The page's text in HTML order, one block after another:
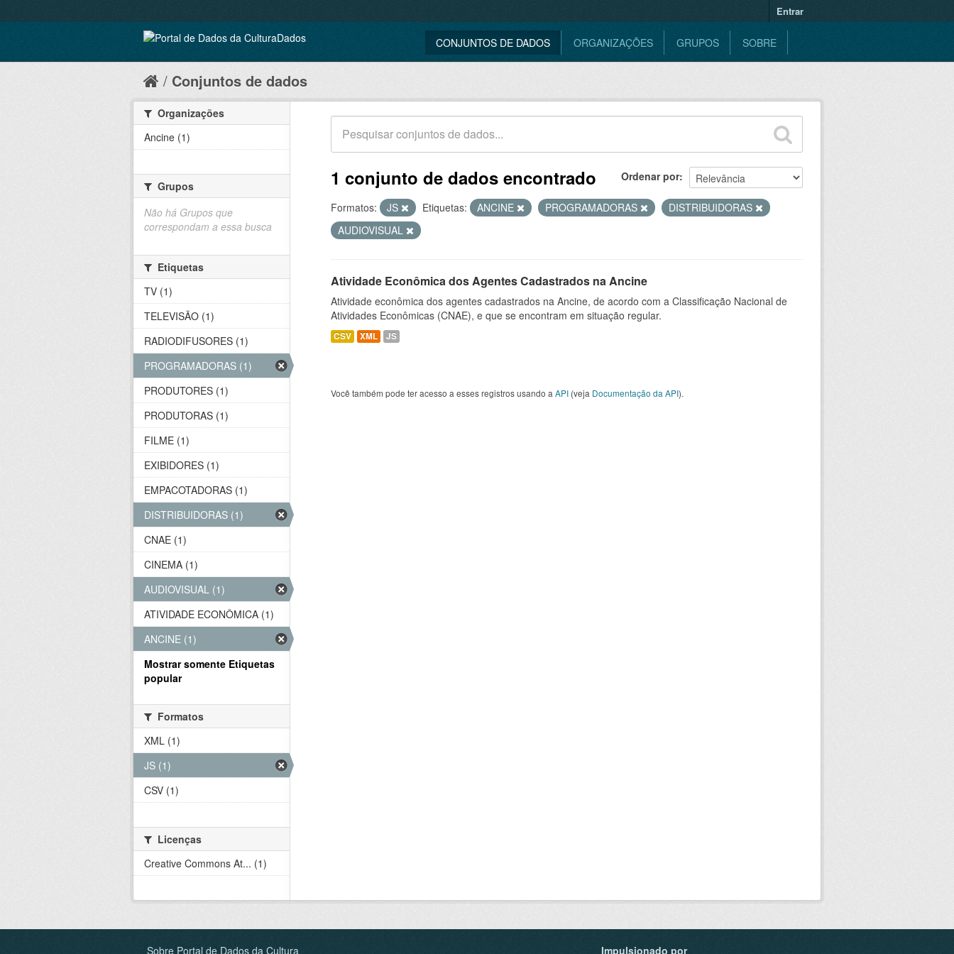
Entrar
CONJUNTOS DE DADOS ORGANIZAÇÕES GRUPOS SOBRE
Conjuntos de dados
Ordenar por
1 conjunto de dados encontrado
Formatos: JS Etiquetas: ANCINE PROGRAMADORAS
DISTRIBUIDORAS
AUDIOVISUAL
Atividade Econômica dos Agentes Cadastrados na Ancine
Atividade econômica dos agentes cadastrados na Ancine, de acordo com a Classificação Nacional de
Atividades Econômicas (CNAE), e que se encontram em situação regular.
CSV XML JS
Você também pode ter acesso a esses registros usando a API (veja Documentação da API).
Organizações
Ancine (1)
Grupos
Não há Grupos que
correspondam a essa busca
Etiquetas
TV (1)
TELEVISÃO (1)
RADIODIFUSORES (1)
PROGRAMADORAS (1)
PRODUTORES (1)
PRODUTORAS (1)
FILME (1)
EXIBIDORES (1)
EMPACOTADORAS (1)
DISTRIBUIDORAS (1)
CNAE (1)
CINEMA (1)
AUDIOVISUAL (1)
ATIVIDADE ECONÔMICA (1)
ANCINE (1)
Mostrar somente Etiquetas
popular
Formatos
XML (1)
JS (1)
CSV (1)
Licenças
Creative Commons At... (1)
Sobre Portal de Dados da Cultura Impulsionado por